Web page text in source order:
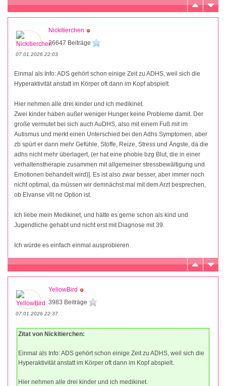
Nickitierchen
26647 Beiträge
07.01.2026 22:03
Einmal als Info: ADS gehört schon einige Zeit zu ADHS, weil sich die
Hyperaktivität anstatt im Körper oft dann im Kopf abspielt.
Hier nehmen alle drei kinder und ich medikinet.
Zwei kinder haben außer weniger Hunger keine Probleme damit. Der
große vermutet bei sich auch AuDHS, also mit einem Fuß mit im
Autismus und merkt einen Unterschied bei den Adhs Symptomen, aber
zb spürt er dann mehr Gefühle, Stoffe, Reize, Stress und Ängste, da die
adhs nicht mehr überlagert, (er hat eine phobie bzg Blut, die in einer
verhaltenstherapie zusammen mit allgemeiner stressbewältigung und
Emotionen behandelt wird)]. Es ist also zwar besser, aber immer noch
nicht optimal, da müssen wir demnächst mal mit dem Arzt besprechen,
ob Elvanse vllt ne Option ist.
Ich liebe mein Medikinet, und hätte es gerne schon als kind und
Jugendliche gehabt und nicht erst mit Diagnose mit 39.
Ich würde es einfach einmal ausprobieren.
YellowBird
3983 Beiträge
07.01.2026 22:37
Zitat von Nickitierchen:
Einmal als Info: ADS gehört schon einige Zeit zu ADHS, weil sich die
Hyperaktivität anstatt im Körper oft dann im Kopf abspielt.
Hier nehmen alle drei kinder und ich medikinet.